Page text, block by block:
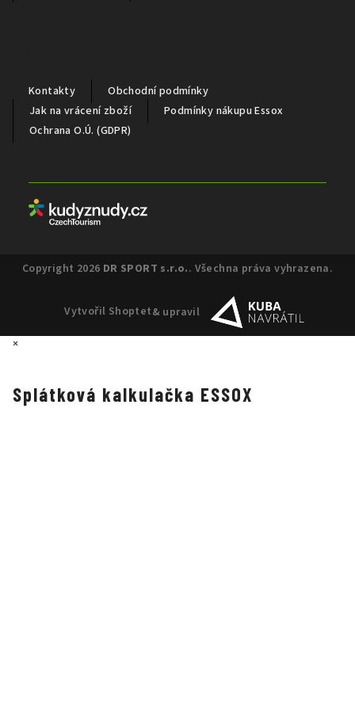
Kontakty
Obchodní podmínky
Jak na vrácení zboží
Podmínky nákupu Essox
Ochrana O.Ú. (GDPR)
Copyright 2026 DR SPORT s.r.o.. Všechna práva vyhrazena.
Vytvořil Shoptet& upravil
×
Splátková kalkulačka ESSOX